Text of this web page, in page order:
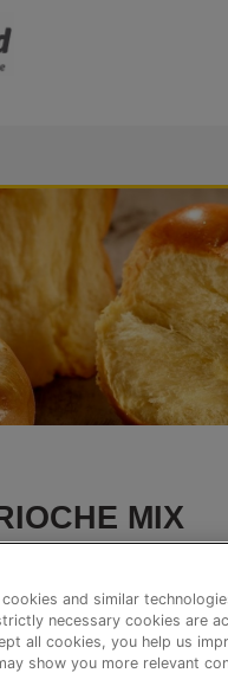
MIX
100% est un mix
préparation de
Origin Brioche Mix
and similar
necessary cookies are
all cookies, you help us
show you more relevant